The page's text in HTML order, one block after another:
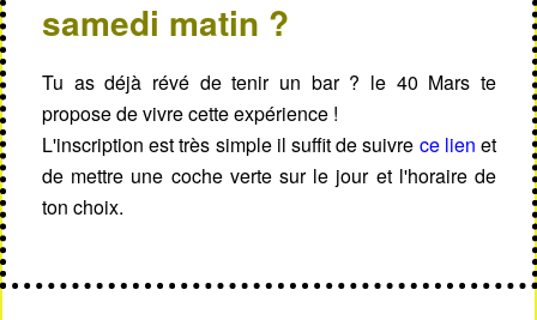
samedi matin ?
Tu as déjà révé de tenir un bar ? le 40 Mars te
propose de vivre cette expérience !
L'inscription est très simple il suffit de suivre ce lien et
de mettre une coche verte sur le jour et l'horaire de
ton choix.